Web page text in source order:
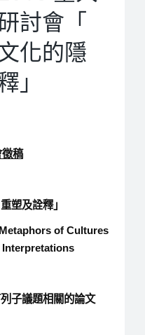
討會「
化的隱
」
稿
塑及詮釋」
of Cultures
子議題相關的論文